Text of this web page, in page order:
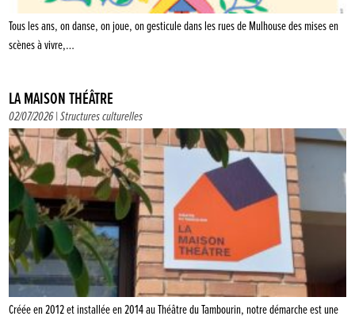
Tous les ans, on danse, on joue, on gesticule dans les rues de Mulhouse des mises en
scènes à vivre,…
LA MAISON THÉÂTRE
02/07/2026 |Structures culturelles
Créée en 2012 et installée en 2014 au Théâtre du Tambourin, notre démarche est une